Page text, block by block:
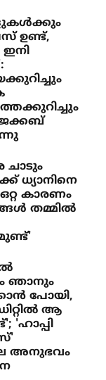
ഉണ്ട്,
ചാടും
ധ്യാനിനെ
കാരണം
തമ്മിൽ
ഞാനും
പോയി,
ആ
'ഹാപ്പി
അനുഭവം